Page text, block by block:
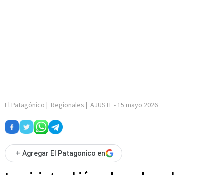
El Patagónico | Regionales | AJUSTE- 15 mayo 2026
+ Agregar El Patagonico en